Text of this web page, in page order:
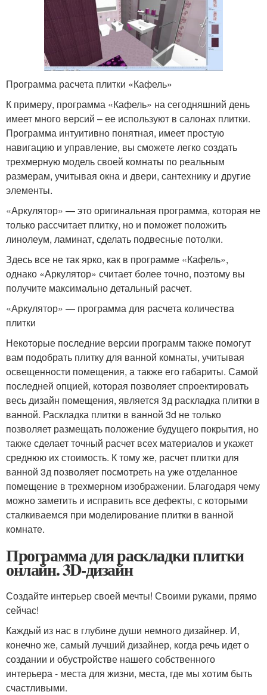
Программа расчета плитки «Кафель»
К примеру, программа «Кафель» на сегодняшний день
имеет много версий – ее используют в салонах плитки.
Программа интуитивно понятная, имеет простую
навигацию и управление, вы сможете легко создать
трехмерную модель своей комнаты по реальным
размерам, учитывая окна и двери, сантехнику и другие
элементы.
«Аркулятор» — это оригинальная программа, которая не
только рассчитает плитку, но и поможет положить
линолеум, ламинат, сделать подвесные потолки.
Здесь все не так ярко, как в программе «Кафель»,
однако «Аркулятор» считает более точно, поэтому вы
получите максимально детальный расчет.
«Аркулятор» — программа для расчета количества
плитки
Некоторые последние версии программ также помогут
вам подобрать плитку для ванной комнаты, учитывая
освещенности помещения, а также его габариты. Самой
последней опцией, которая позволяет спроектировать
весь дизайн помещения, является 3д раскладка плитки в
ванной. Раскладка плитки в ванной 3d не только
позволяет размещать положение будущего покрытия, но
также сделает точный расчет всех материалов и укажет
среднюю их стоимость. К тому же, расчет плитки для
ванной 3д позволяет посмотреть на уже отделанное
помещение в трехмерном изображении. Благодаря чему
можно заметить и исправить все дефекты, с которыми
сталкиваемся при моделирование плитки в ванной
комнате.
Программа для раскладки плитки
онлайн. 3D-дизайн
Создайте интерьер своей мечты! Своими руками, прямо
сейчас!
Каждый из нас в глубине души немного дизайнер. И,
конечно же, самый лучший дизайнер, когда речь идет о
создании и обустройстве нашего собственного
интерьера - места для жизни, места, где мы хотим быть
счастливыми.